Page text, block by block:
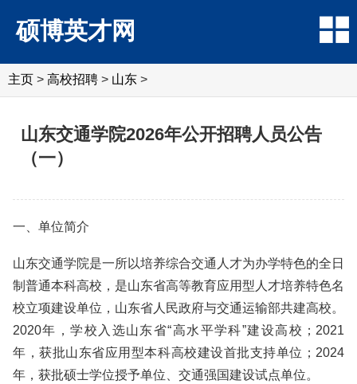
硕博英才网
主页 > 高校招聘 > 山东 >
山东交通学院2026年公开招聘人员公告
（一）
一、单位简介
山东交通学院是一所以培养综合交通人才为办学特色的全日
制普通本科高校，是山东省高等教育应用型人才培养特色名
校立项建设单位，山东省人民政府与交通运输部共建高校。
2020年，学校入选山东省“高水平学科”建设高校；2021
年，获批山东省应用型本科高校建设首批支持单位；2024
年，获批硕士学位授予单位、交通强国建设试点单位。